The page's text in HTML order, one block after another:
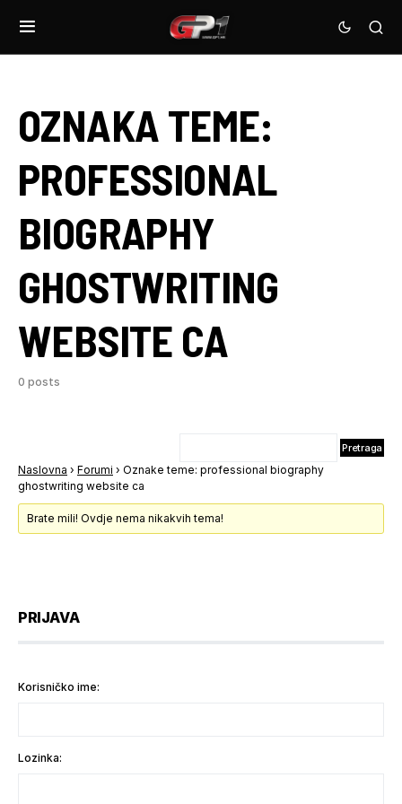
OZNAKA TEME:
PROFESSIONAL
BIOGRAPHY
GHOSTWRITING
WEBSITE CA
0 posts
Naslovna › Forumi › Oznake teme: professional biography
ghostwriting website ca
Brate mili! Ovdje nema nikakvih tema!
PRIJAVA
Korisničko ime:
Lozinka: